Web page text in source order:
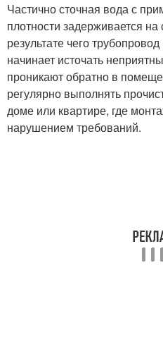
Частично сточная вода с
плотности задерживается на
результате чего
начинает источать
проникают обратно в
регулярно выполнять
доме или квартире, где
нарушением требований.